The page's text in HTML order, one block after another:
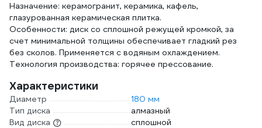
Назначение: керамогранит, керамика, кафель,
глазурованная керамическая плитка.
Особенности: диск со сплошной режущей кромкой, за
счет минимальной толщины обеспечивает гладкий рез
без сколов. Применяется с водяным охлаждением.
Технология производства: горячее прессование.
Характеристики
Диаметр
180 мм
Тип диска
алмазный
Вид диска
сплошной